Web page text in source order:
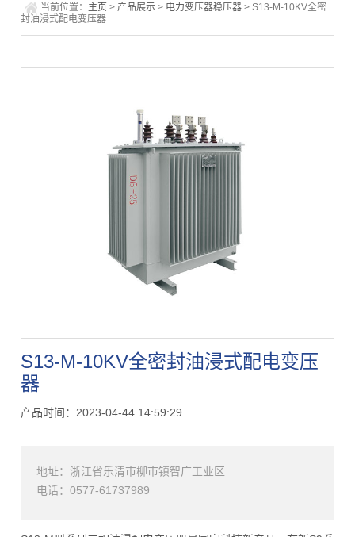
当前位置： 主页 > 产品展示 > 电力变压器稳压器 > S13-M-10KV全密
封油浸式配电变压器
S13-M-10KV全密封油浸式配电变压
器
产品时间：2023-04-44 14:59:29
地址：浙江省乐清市柳市镇智广工业区
电话：0577-61737989